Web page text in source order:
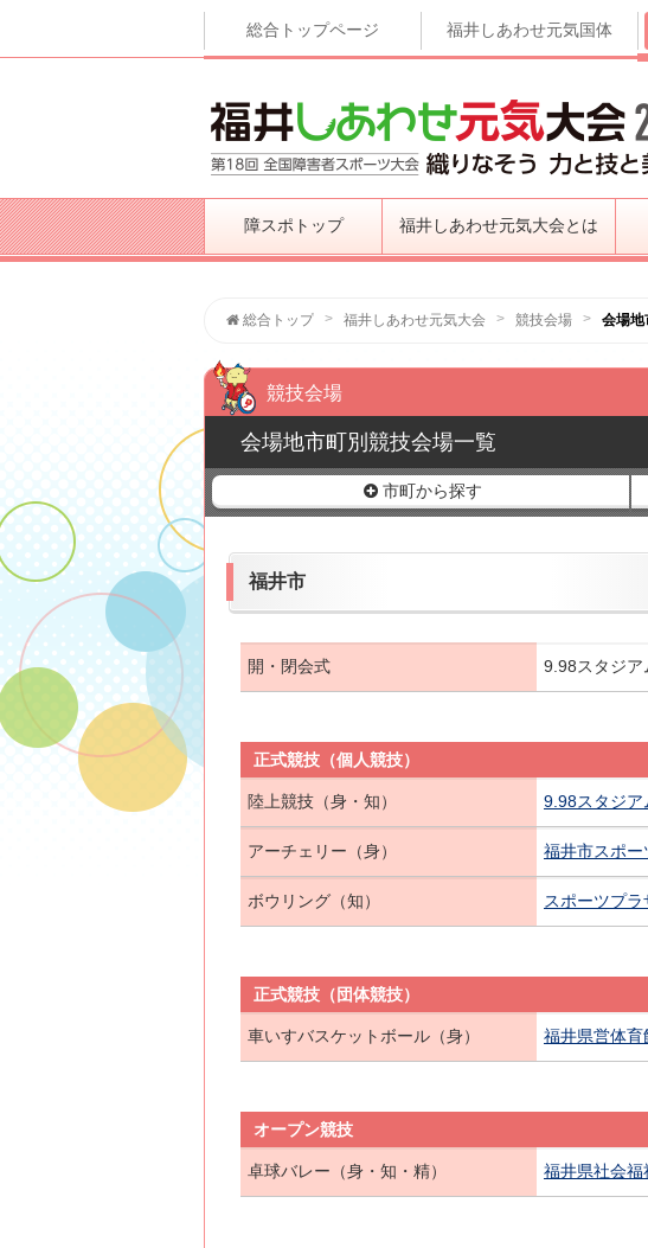
総合トップページ 福井しあわせ元気国体
障スポトップ 福井しあわせ元気大会とは
総合トップ > 福井しあわせ元気大会 > 競技会場 > 会場地
競技会場
会場地市町別競技会場一覧
市町から探す
福井市
開・閉会式 9.98スタジア
正式競技（個人競技）
陸上競技（身・知） 9.98スタジア
アーチェリー（身） 福井市スポー
ボウリング（知） スポーツプラ
正式競技（団体競技）
車いすバスケットボール（身） 福井県営体育
オープン競技
卓球バレー（身・知・精） 福井県社会